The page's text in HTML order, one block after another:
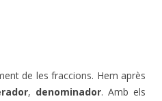
de les fraccions. Hem après
, denominador. Amb els